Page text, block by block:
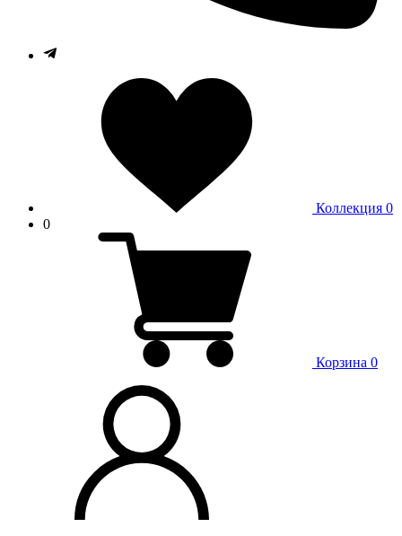
Коллекция 0
0
Корзина 0